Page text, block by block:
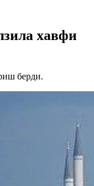
хавфи
берди.